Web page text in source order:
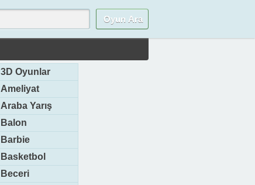
3D Oyunlar
Ameliyat
Araba Yarış
Balon
Barbie
Basketbol
Beceri